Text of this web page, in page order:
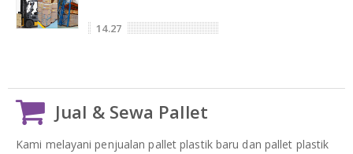
14.27
Jual & Sewa Pallet
Kami melayani penjualan pallet plastik baru dan pallet plastik